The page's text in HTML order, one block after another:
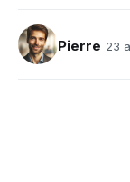
Pierre 23